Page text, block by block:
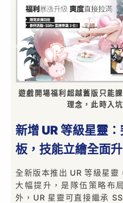
遊戲開場福利超越舊版只能
理念，此時入
新增 UR 等級星靈
板，技能立繪全面
全新版本推出 UR 等級星靈
大幅提升，是隊伍策略布
外，UR 星靈可直接繼承